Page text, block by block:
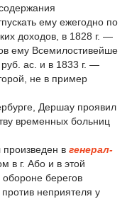
ему ежегодно по
доходов, в 1828 г. —
ему Всемилостивейше
ас. и в 1833 г. —
не в пример
Дершау проявил
временных больниц
в генерал-
в г. Або и в этой
обороне берегов
неприятеля у